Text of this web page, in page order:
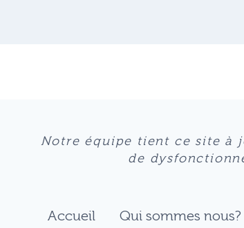
Notre équipe tient ce site à
de
Accueil Qui sommes nous?